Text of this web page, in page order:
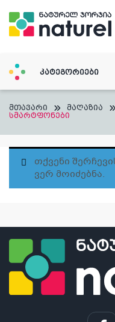
content
კატეგორიები
მთავარი მაღაზია
სმარტფონები
Თქვენი
Ვერ Მოიძებნა.